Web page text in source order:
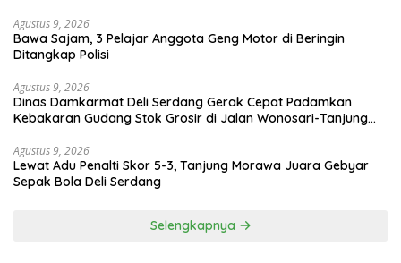
Agustus 9, 2026
Bawa Sajam, 3 Pelajar Anggota Geng Motor di Beringin
Ditangkap Polisi
Agustus 9, 2026
Dinas Damkarmat Deli Serdang Gerak Cepat Padamkan
Kebakaran Gudang Stok Grosir di Jalan Wonosari-Tanjung
Agustus 9, 2026
Lewat Adu Penalti Skor 5-3, Tanjung Morawa Juara Gebyar
Sepak Bola Deli Serdang
Selengkapnya